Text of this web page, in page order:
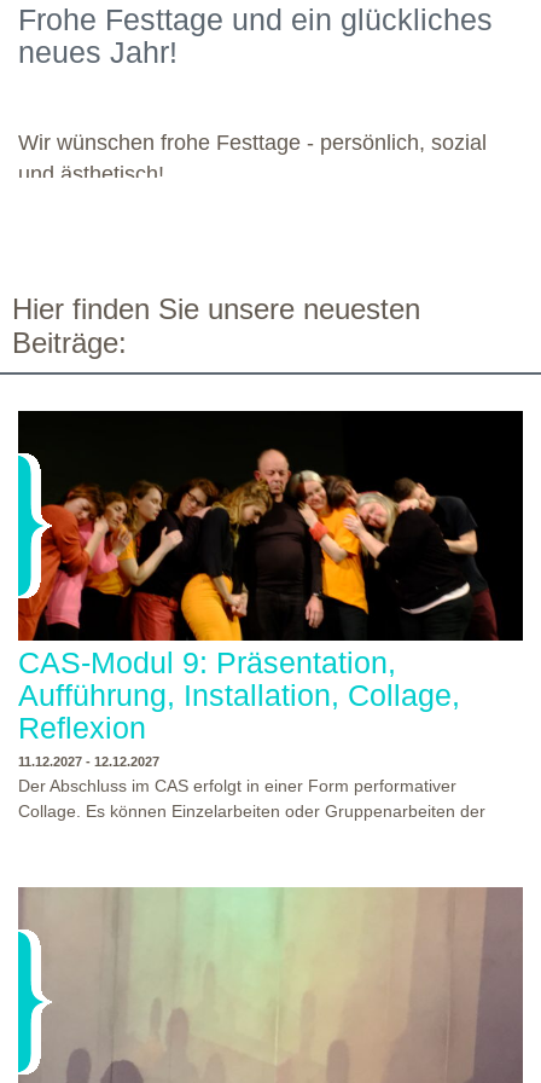
kommenden Module. Günther wünscht allen weiteren
Dozierenden viel Freude bei ihren Modulen sowie eine ebenso
Frohe Festtage und ein glückliches
neues Jahr!
Wir wünschen frohe Festtage - persönlich, sozial
und ästhetisch!
Hier finden Sie unsere neuesten
Beiträge:
CAS-Modul 9: Präsentation,
Aufführung, Installation, Collage,
Reflexion
11.12.2027 - 12.12.2027
Der Abschluss im CAS erfolgt in einer Form performativer
Collage. Es können Einzelarbeiten oder Gruppenarbeiten der
Ausbildungsprogramm zu erleben. Die Studierenden des
oder Präsentation. Wir freuen uns über Begegnungen und
WO?